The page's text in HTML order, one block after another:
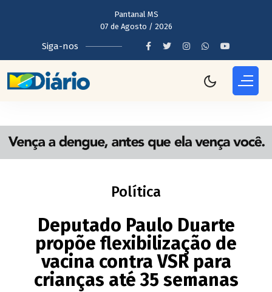
Pantanal MS
07 de Agosto / 2026
Siga-nos
Política
Deputado Paulo Duarte
propõe flexibilização de
vacina contra VSR para
crianças até 35 semanas